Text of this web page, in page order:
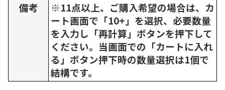
備考
※11点以上、ご購入希望の場合は、カ
ート画面で「10+」を選択、必要数量
を入力し「再計算」ボタンを押下して
ください。当画面での「カートに入れ
る」ボタン押下時の数量選択は1個で
結構です。